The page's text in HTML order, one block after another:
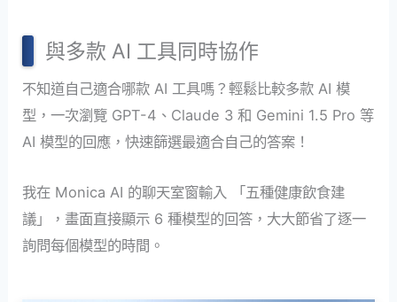
與多款 AI 工具同時協作
不知道自己適合哪款 AI 工具嗎？輕鬆比較多款 AI 模
型，一次瀏覽 GPT-4、Claude 3 和 Gemini 1.5 Pro 等
AI 模型的回應，快速篩選最適合自己的答案！
我在 Monica AI 的聊天室窗輸入 「五種健康飲食建
議」，畫面直接顯示 6 種模型的回答，大大節省了逐一
詢問每個模型的時間。